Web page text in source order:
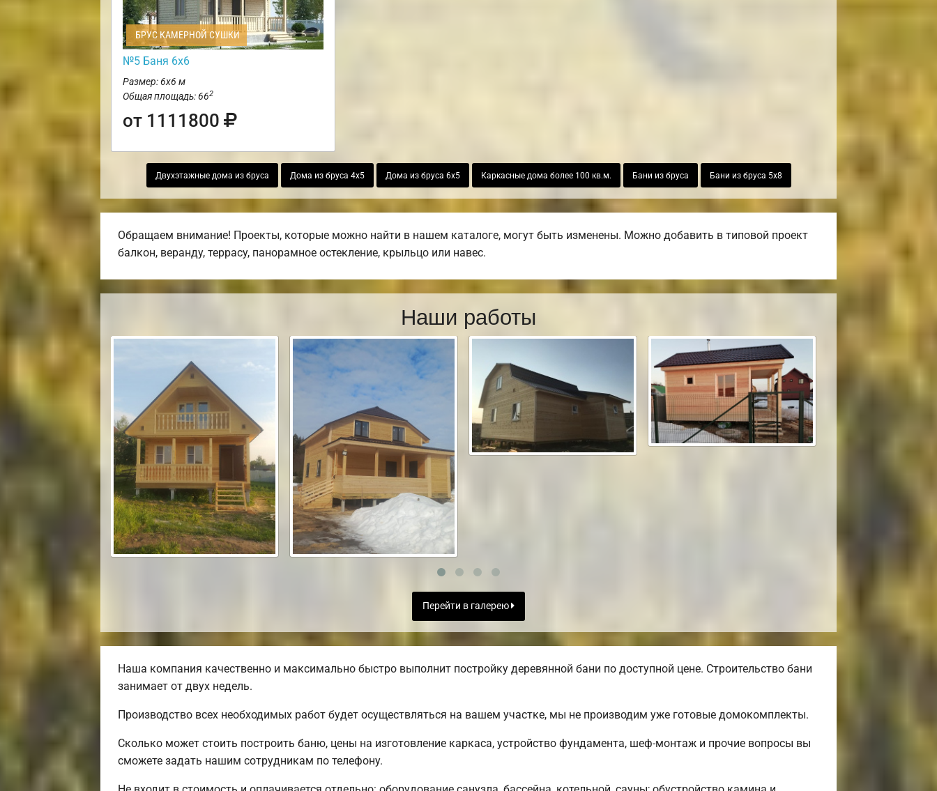
БРУС КАМЕРНОЙ СУШКИ
№5 Баня 6х6
Размер: 6х6 м
Общая площадь: 662
от 1111800
Двухэтажные дома из бруса Дома из бруса 4х5 Дома из бруса 6х5 Каркасные дома более 100 кв.м. Бани из бруса Бани из бруса 5х8
Обращаем внимание! Проекты, которые можно найти в нашем каталоге, могут быть изменены. Можно добавить в типовой проект
балкон, веранду, террасу, панорамное остекление, крыльцо или навес.
Наши работы
Перейти в галерею
Наша компания качественно и максимально быстро выполнит постройку деревянной бани по доступной цене. Строительство бани
занимает от двух недель.
Производство всех необходимых работ будет осуществляться на вашем участке, мы не производим уже готовые домокомплекты.
Сколько может стоить построить баню, цены на изготовление каркаса, устройство фундамента, шеф-монтаж и прочие вопросы вы
сможете задать нашим сотрудникам по телефону.